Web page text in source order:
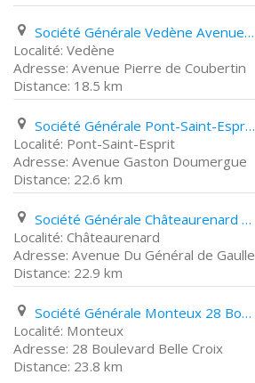
Société Générale Vedène Avenue Pierre de Coubertin
Vedène
Avenue Pierre de Coubertin
18.5 km
Société Générale Pont-Saint-Esprit Avenue Gaston Doumergue
Pont-Saint-Esprit
Avenue Gaston Doumergue
22.6 km
Société Générale Châteaurenard Avenue Du Général de Gaulle
Châteaurenard
Avenue Du Général de Gaulle
22.9 km
Société Générale Monteux 28 Boulevard Belle Croix
Monteux
28 Boulevard Belle Croix
23.8 km